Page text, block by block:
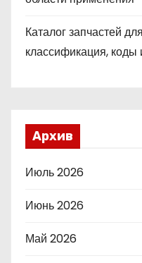
Каталог запчастей
классификация, коды
Архив
Июль 2026
Июнь 2026
Май 2026